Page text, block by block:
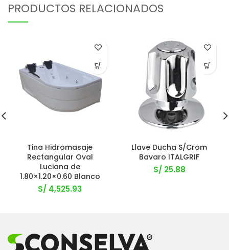
PRODUCTOS RELACIONADOS
Tina Hidromasaje
Rectangular Oval
Luciana de
1.80×1.20×0.60 Blanco
S/ 4,525.93
Llave Ducha S/Crom
Bavaro ITALGRIF
S/ 25.88